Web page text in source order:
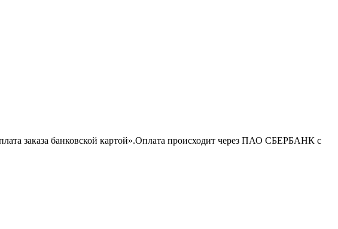
заказа банковской картой».Оплата происходит через ПАО СБЕРБАНК с